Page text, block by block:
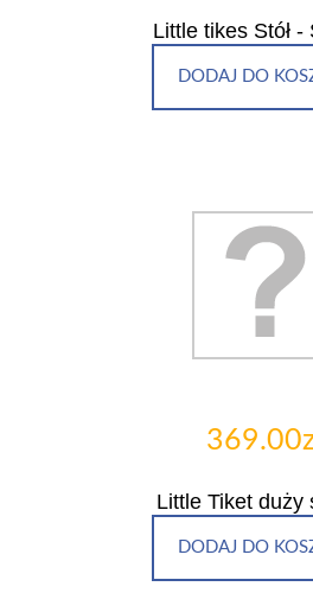
Little tikes Stół -
DODAJ DO
Little Tiket duży
DODAJ DO